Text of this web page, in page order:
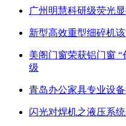
广州明慧科研级荧光
新型高效重型细碎机
美阁门窗荣获铝门窗
级
青岛办公家具专业设
闪光对焊机之液压系